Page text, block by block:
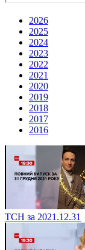
2026
2025
2024
2023
2022
2021
2020
2019
2018
2017
2016
ТСН за 2021.12.31